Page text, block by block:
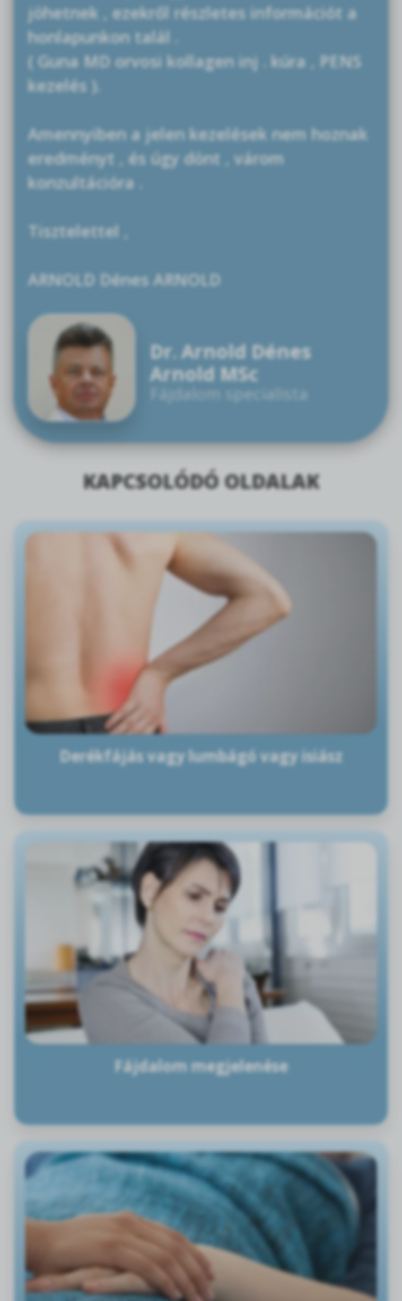
jöhetnek , ezekről részletes információt a
honlapunkon talál .
( Guna MD orvosi kollagen inj . kúra , PENS
kezelés ).
Amennyiben a jelen kezelések nem hoznak
eredményt , és úgy dönt , várom
konzultációra .
Tisztelettel ,
ARNOLD Dénes ARNOLD
Dr. Arnold Dénes
Arnold MSc
Fájdalom specialista
KAPCSOLÓDÓ OLDALAK
Derékfájás vagy lumbágó vagy isiász
Fájdalom megjelenése